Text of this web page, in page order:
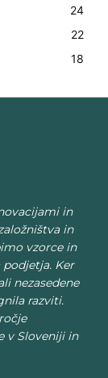
24
22
18
in
in
vzorce in
Ker
nezasedene
razviti.
v Sloveniji in